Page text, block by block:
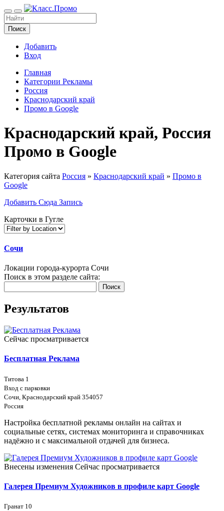
Поиск
Добавить
Вход
Главная
Категории Рекламы
Россия
Краснодарский край
Промо в Google
Краснодарский край, Россия
Промо в Google
Категория сайта Россия » Краснодарский край » Промо в
Google
Добавить Сюда Запись
Карточки в Гугле
Сочи
Локации города-курорта Сочи
Поиск в этом разделе сайта:
Поиск
Результатов
Сейчас просматривается
Бесплатная Реклама
Титова 1
Вход с парковки
Сочи, Краснодарский край 354057
Россия
Настройка бесплатной рекламы онлайн на сайтах и
социальные сетях, системах мониторинга и справочниках
надёжно и с максимальной отдачей для бизнеса.
Внесены изменения Сейчас просматривается
Галерея Премиум Художников в профиле карт Google
Гранат 10